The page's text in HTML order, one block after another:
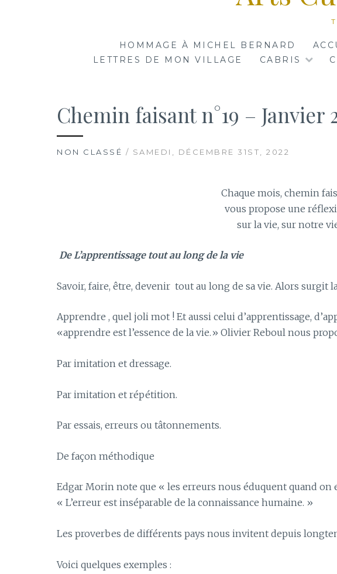
HOMMAGE À MICHEL BERNARD
LETTRES DE MON VILLAGE
CABRIS
Chemin faisant n°19 – Janvier
NON CLASSÉ / SAMEDI, DÉCEMBRE 31ST, 2022
Chaque mois, chemin
vous propose une
sur la vie, sur notre
De L’apprentissage tout au long de la vie
Savoir, faire, être, devenir tout au long de sa vie. Alors surgit
Apprendre , quel joli mot ! Et aussi celui d’apprentissage,
«apprendre est l’essence de la vie.» Olivier Reboul nous
Par imitation et dressage.
Par imitation et répétition.
Par essais, erreurs ou tâtonnements.
De façon méthodique
Edgar Morin note que « les erreurs nous éduquent quand on
« L’erreur est inséparable de la connaissance humaine. »
Les proverbes de différents pays nous invitent depuis
Voici quelques exemples :